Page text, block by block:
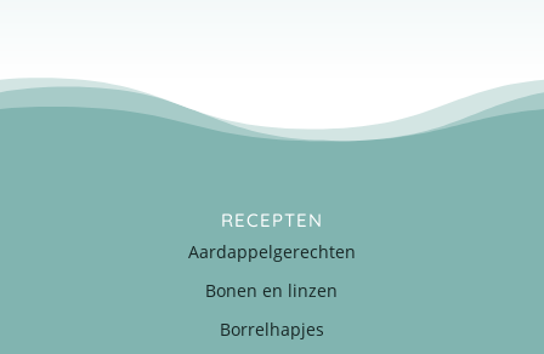
RECEPTEN
Aardappelgerechten
Bonen en linzen
Borrelhapjes